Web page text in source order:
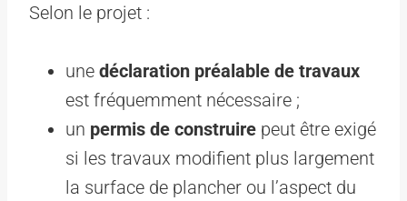
Selon le projet :
une déclaration préalable de travaux
est fréquemment nécessaire ;
un permis de construire peut être exigé
si les travaux modifient plus largement
la surface de plancher ou l’aspect du